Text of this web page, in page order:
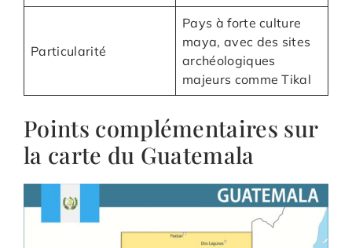
Particularité
Pays à forte culture
maya, avec des sites
archéologiques
majeurs comme Tikal
Points complémentaires sur
la carte du Guatemala